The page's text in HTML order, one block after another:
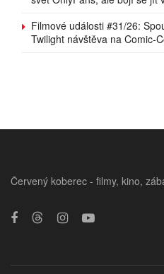
Filmové události #31/26:
Twilight návštěva na Comic-
Červený koberec - filmy, kino,